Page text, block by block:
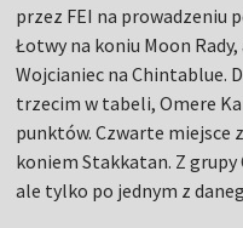
przez FEI na prowadzeniu
Łotwy na koniu Moon
Wojcianiec na Chintablue.
trzecim w tabeli, Omere
punktów. Czwarte miejsce
koniem Stakkatan. Z grupy
ale tylko po jednym z